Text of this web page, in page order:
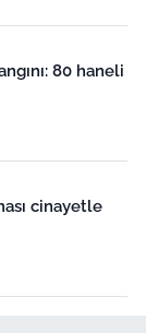
80 haneli
cinayetle